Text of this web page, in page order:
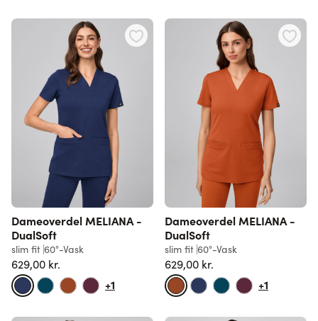
Dameoverdel MELIANA -
DualSoft
slim fit 60°-Vask
629,00 kr.
+1
Dameoverdel MELIANA -
DualSoft
slim fit 60°-Vask
629,00 kr.
+1